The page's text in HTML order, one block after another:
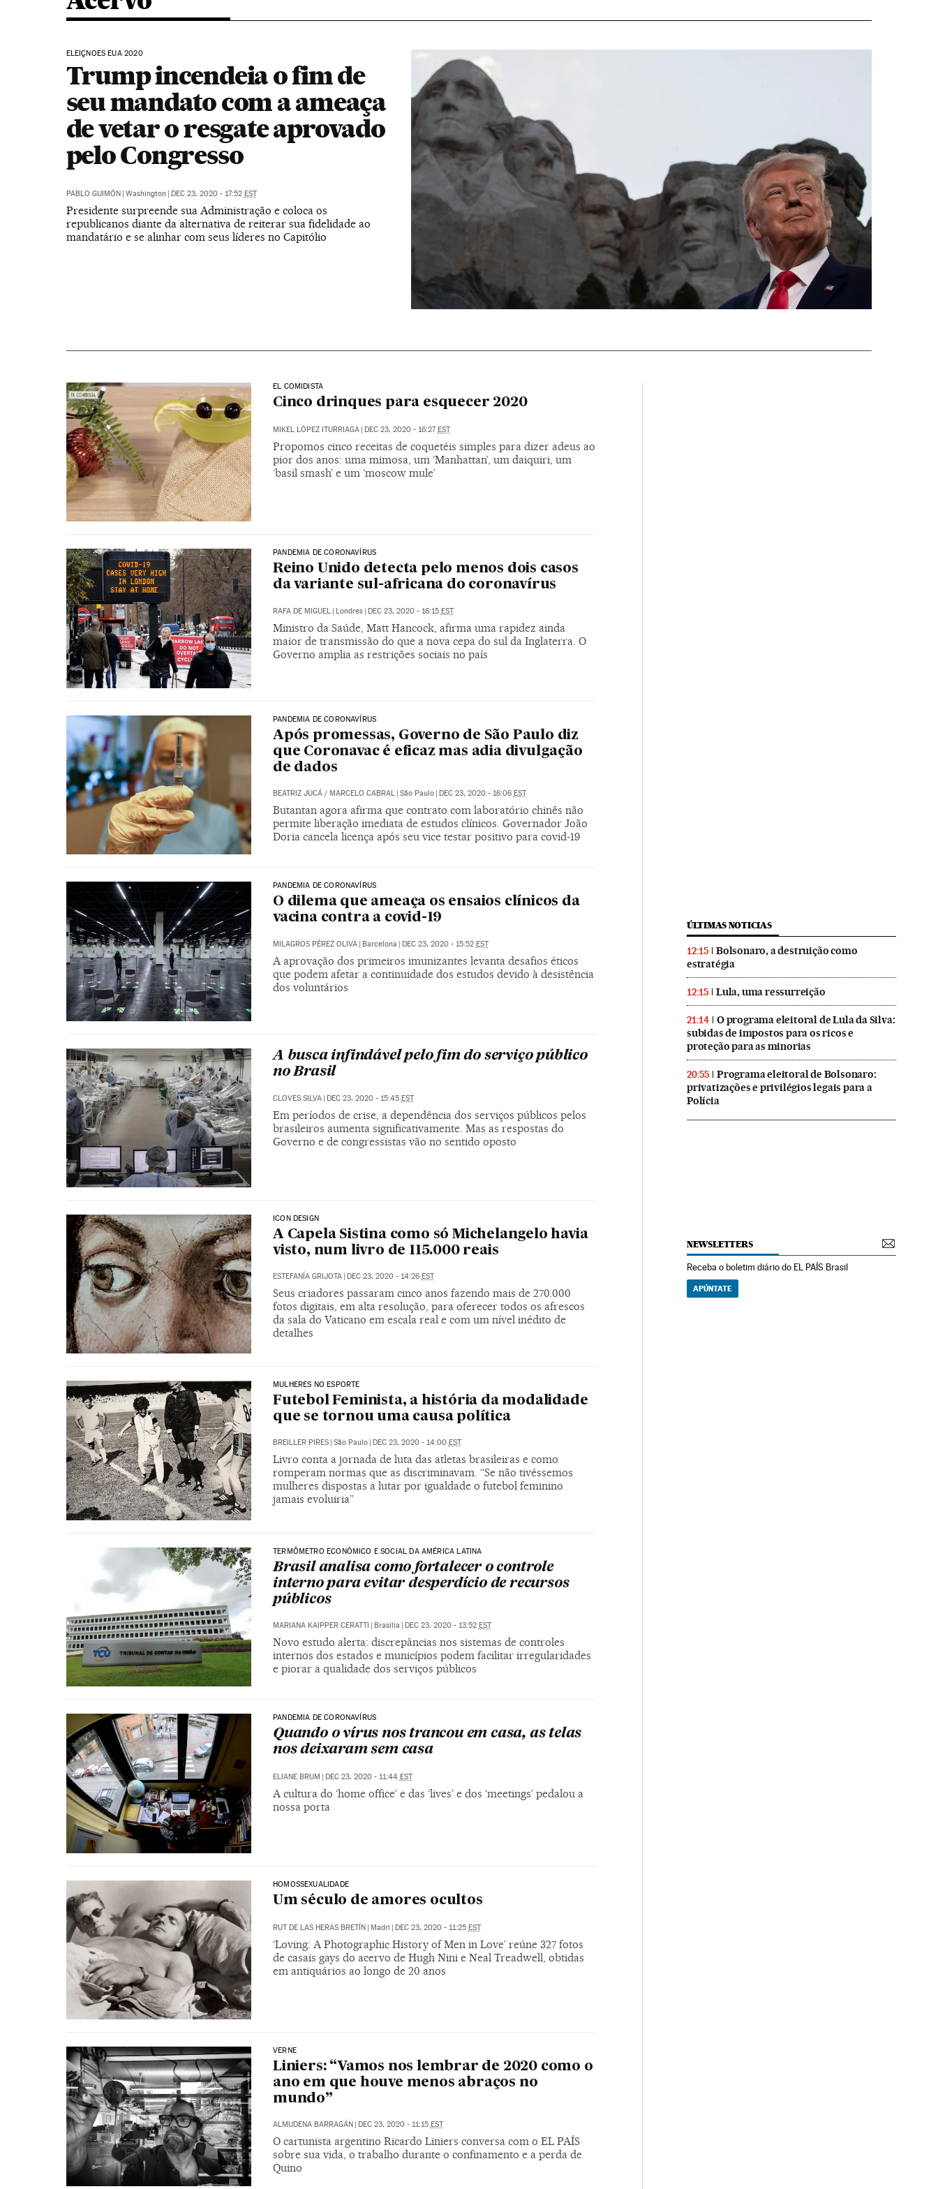
ELEIÇNOES EUA 2020
Trump incendeia o fim de
seu mandato com a ameaça
de vetar o resgate aprovado
pelo Congresso
PABLO GUIMÓN | Washington | DEC 23, 2020 - 17:52 EST
Presidente surpreende sua Administração e coloca os
republicanos diante da alternativa de reiterar sua fidelidade ao
mandatário e se alinhar com seus líderes no Capitólio
EL COMIDISTA
Cinco drinques para esquecer 2020
MIKEL LÓPEZ ITURRIAGA | DEC 23, 2020 - 16:27EST
Propomos cinco receitas de coquetéis simples para dizer adeus ao
pior dos anos: uma mimosa, um ‘Manhattan’, um daiquiri, um
‘basil smash’ e um ‘moscow mule’
PANDEMIA DE CORONAVÍRUS
Reino Unido detecta pelo menos dois casos
da variante sul-africana do coronavírus
RAFA DE MIGUEL Londres DEC 23, 2020 - 16:15 EST
Ministro da Saúde, Matt Hancock, afirma uma rapidez ainda
maior de transmissão do que a nova cepa do sul da Inglaterra. O
Governo amplia as restrições sociais no país
PANDEMIA DE CORONAVÍRUS
Após promessas, Governo de São Paulo diz
que Coronavac é eficaz mas adia divulgação
de dados
BEATRIZ JUCÁ/ MARCELO CABRAL | São Paulo | DEC 23, 2020 - 16:06 EST
Butantan agora afirma que contrato com laboratório chinês não
permite liberação imediata de estudos clínicos. Governador João
Doria cancela licença após seu vice testar positivo para covid-19
PANDEMIA DE CORONAVÍRUS
O dilema que ameaça os ensaios clínicos da
vacina contra a covid-19
MILAGROS PÉREZ OLIVA Barcelona DEC 23, 2020 - 15:52 EST
A aprovação dos primeiros imunizantes levanta desafios éticos
que podem afetar a continuidade dos estudos devido à desistência
dos voluntários
A busca infindável pelo fim do serviço público
no Brasil
CLOVES SILVA DEC 23, 2020 - 15:45 EST
Em períodos de crise, a dependência dos serviços públicos pelos
brasileiros aumenta significativamente. Mas as respostas do
Governo e de congressistas vão no sentido oposto
ICON DESIGN
A Capela Sistina como só Michelangelo havia
visto, num livro de 115.000 reais
ESTEFANÍA GRIJOTA | DEC 23, 2020 - 14:26 EST
Seus criadores passaram cinco anos fazendo mais de 270.000
fotos digitais, em alta resolução, para oferecer todos os afrescos
da sala do Vaticano em escala real e com um nível inédito de
detalhes
MULHERES NO ESPORTE
Futebol Feminista, a história da modalidade
que se tornou uma causa política
BREILLER PIRES São Paulo DEC 23, 2020 - 14:00 EST
Livro conta a jornada de luta das atletas brasileiras e como
romperam normas que as discriminavam. “Se não tivéssemos
mulheres dispostas a lutar por igualdade o futebol feminino
jamais evoluiria”
TERMÔMETRO ECONÔMICO E SOCIAL DA AMÉRICA LATINA
Brasil analisa como fortalecer o controle
interno para evitar desperdício de recursos
públicos
MARIANA KAIPPER CERATTI | Brasília | DEC 23, 2020 - 13:52 EST
Novo estudo alerta: discrepâncias nos sistemas de controles
internos dos estados e municípios podem facilitar irregularidades
e piorar a qualidade dos serviços públicos
PANDEMIA DE CORONAVÍRUS
Quando o vírus nos trancou em casa, as telas
nos deixaram sem casa
ELIANE BRUM DEC 23, 2020 - 11:44 EST
A cultura do ‘home office’ e das ‘lives’ e dos ‘meetings’ pedalou a
nossa porta
HOMOSSEXUALIDADE
Um século de amores ocultos
RUT DE LAS HERAS BRETÍN | Madri | DEC 23, 2020 - 11:25 EST
‘Loving: A Photographic History of Men in Love’ reúne 327 fotos
de casais gays do acervo de Hugh Nini e Neal Treadwell, obtidas
em antiquários ao longo de 20 anos
VERNE
Liniers: “Vamos nos lembrar de 2020 como o
ano em que houve menos abraços no
mundo”
ALMUDENA BARRAGÁN | DEC 23, 2020 - 11:15 EST
O cartunista argentino Ricardo Liniers conversa com o EL PAÍS
sobre sua vida, o trabalho durante o confinamento e a perda de
Quino
ÚLTIMAS NOTICIAS
12:15
Bolsonaro, a destruição como
estratégia
12:15 Lula, uma ressurreição
21:14
O programa eleitoral de Lula da Silva:
subidas de impostos para os ricos e
proteção para as minorias
20:55
Programa eleitoral de Bolsonaro:
privatizações e privilégios legais para a
Polícia
NEWSLETTERS
Receba o boletim diário do EL PAÍS Brasil
APÚNTATE